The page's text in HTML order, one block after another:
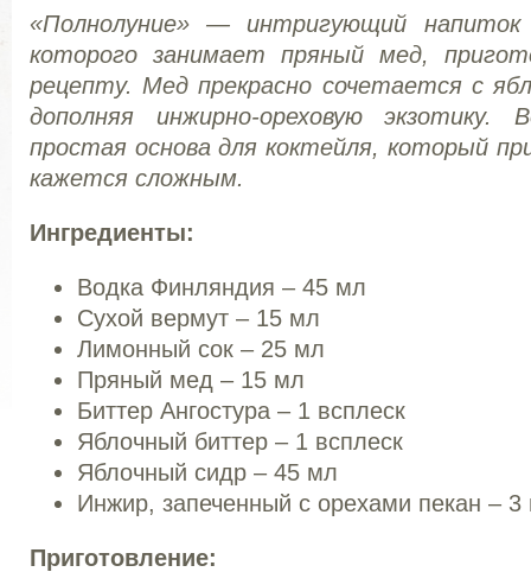
«Полнолуние» — интригующий
которого занимает пряный мед,
рецепту. Мед прекрасно сочетается с
дополняя инжирно-ореховую
простая основа для коктейля, который
кажется сложным.
Ингредиенты:
Водка Финляндия – 45 мл
Сухой вермут – 15 мл
Лимонный сок – 25 мл
Пряный мед – 15 мл
Биттер Ангостура – 1 всплеск
Яблочный биттер – 1 всплеск
Яблочный сидр – 45 мл
Инжир, запеченный с орехами пекан – 3
Приготовление: